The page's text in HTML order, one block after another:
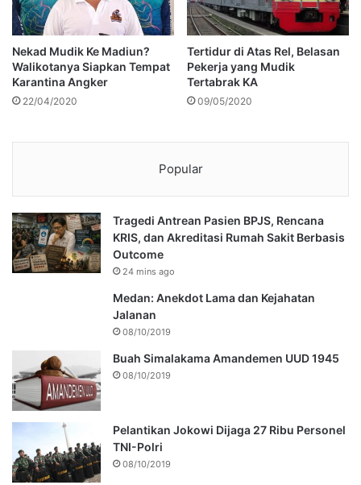
Nekad Mudik Ke Madiun?
Walikotanya Siapkan Tempat
Karantina Angker
22/04/2020
Tertidur di Atas Rel, Belasan
Pekerja yang Mudik
Tertabrak KA
09/05/2020
Popular
Tragedi Antrean Pasien BPJS, Rencana
KRIS, dan Akreditasi Rumah Sakit Berbasis
Outcome
24 mins ago
Medan: Anekdot Lama dan Kejahatan
Jalanan
08/10/2019
Buah Simalakama Amandemen UUD 1945
08/10/2019
Pelantikan Jokowi Dijaga 27 Ribu Personel
TNI-Polri
08/10/2019